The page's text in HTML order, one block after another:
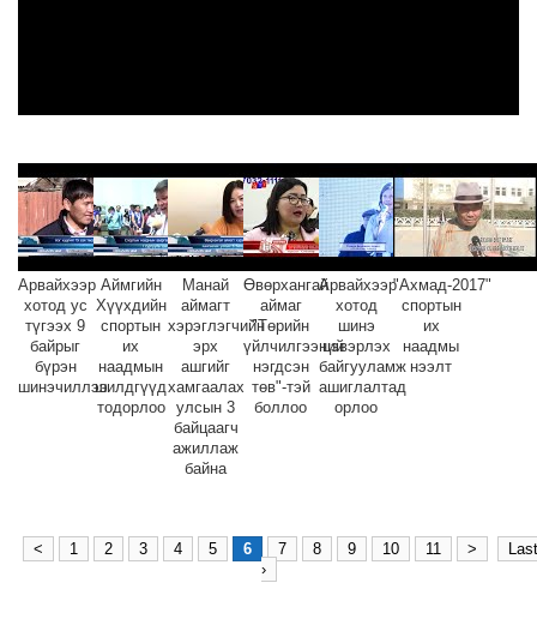
Арвайхээр
хотод ус
түгээх 9
байрыг
бүрэн
шинэчиллээ
Аймгийн
Хүүхдийн
спортын
их
наадмын
шилдгүүд
тодорлоо
Манай
аймагт
хэрэглэгчийн
эрх
ашгийг
хамгаалах
улсын 3
байцаагч
ажиллаж
байна
Өвөрхангай
аймаг
"Төрийн
үйлчилгээний
нэгдсэн
төв"-тэй
боллоо
Арвайхээр
хотод
шинэ
цэвэрлэх
байгууламж
ашиглалтад
орлоо
"Ахмад-2017"
спортын
их
наадмы
нээлт
< 1 2 3 4 5 6 7 8 9 10 11 >
Last
›